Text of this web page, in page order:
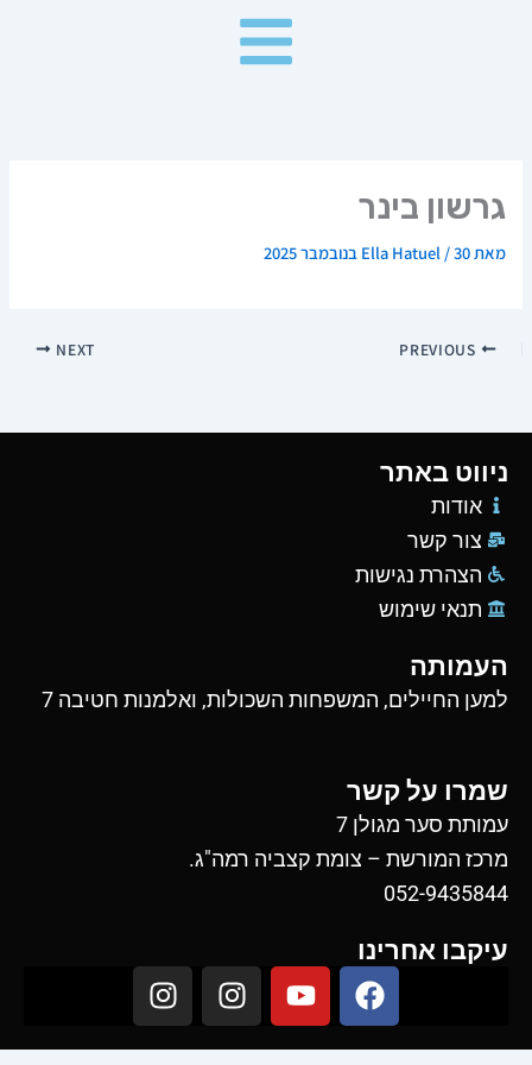
גרשון בינר
מאת Ella Hatuel /30 בנובמבר 2025
NEXT
ניווט באתר
אודות
צור קשר
הצהרת נגישות
תנאי שימוש
העמותה
למען החיילים, המשפחות השכולות, ואלמנות חטיבה 7
שמרו על קשר
עמותת סער מגולן 7
מרכז המורשת – צומת קצביה רמה"ג.
052-9435844
עיקבו אחרינו
F
a
c
Y
o
u
I
n
s
I
n
s